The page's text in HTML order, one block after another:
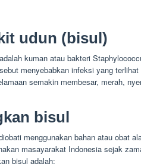
udun (bisul)
kuman atau bakteri
menyebabkan infeksi yang
semakin membesar, merah,
bisul
menggunakan bahan atau obat
masayarakat Indonesia sejak
bisul adalah: